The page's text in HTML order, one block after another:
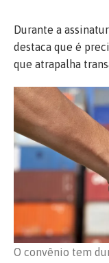
Durante a
destaca que é
que atrapalha
O convênio tem